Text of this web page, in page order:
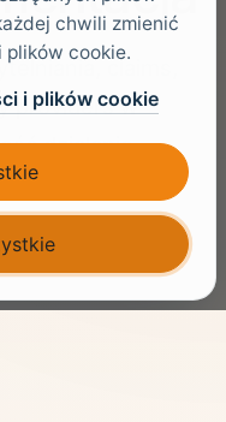
claims,
providers w
działania
2.0 i WS-
chwili zmienić
cookie.
i plików cookie